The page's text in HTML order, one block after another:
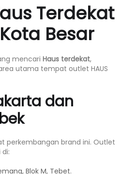
Terdekat
Besar
mencari Haus terdekat,
utama tempat outlet HAUS
dan
perkembangan brand ini. Outlet
Blok M, Tebet.